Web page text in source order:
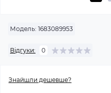
Модель: 1683089953
Відгуки: 0
Знайшли дешевше?